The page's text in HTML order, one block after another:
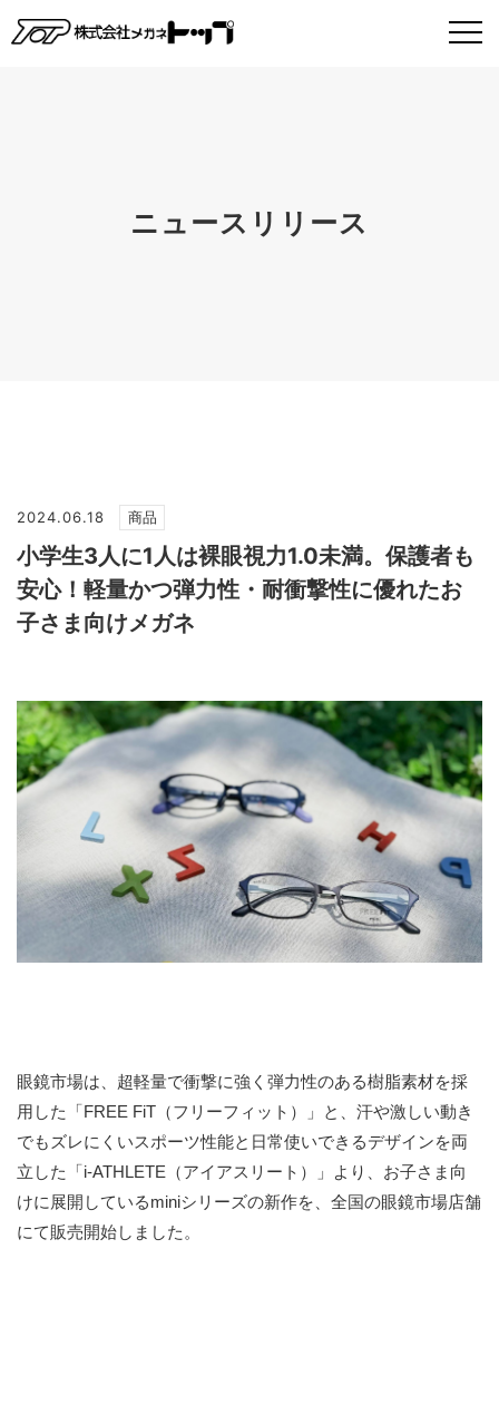
ニュースリリース
2024.06.18 商品
小学生3人に1人は裸眼視力1.0未満。保護者も
安心！軽量かつ弾力性・耐衝撃性に優れたお
子さま向けメガネ
眼鏡市場は、超軽量で衝撃に強く弾力性のある樹脂素材を採
用した「FREE FiT（フリーフィット）」と、汗や激しい動き
でもズレにくいスポーツ性能と日常使いできるデザインを両
立した「i-ATHLETE（アイアスリート）」より、お子さま向
けに展開しているminiシリーズの新作を、全国の眼鏡市場店舗
にて販売開始しました。